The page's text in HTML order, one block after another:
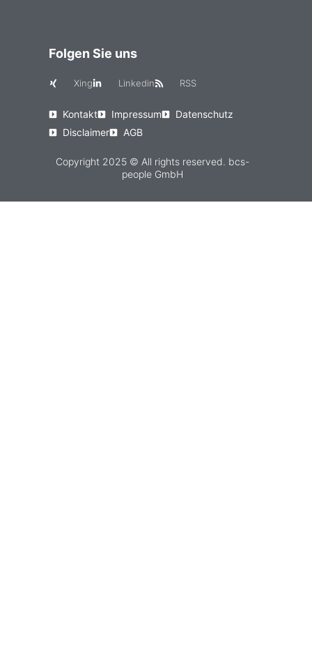
Folgen Sie uns
Xing Linkedin RSS
Kontakt Impressum
Datenschutz
Disclaimer
AGB
Copyright 2025 © All rights reserved. bcs-
people GmbH